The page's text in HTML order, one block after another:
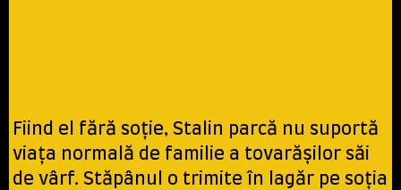
Fiind el fără soţie, Stalin parcă nu suportă
viaţa normală de familie a tovarăşilor săi
de vârf. Stăpânul o trimite în lagăr pe soţia